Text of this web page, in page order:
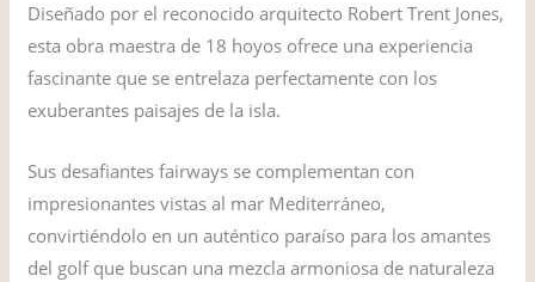
Diseñado por el reconocido arquitecto Robert Trent Jones,
esta obra maestra de 18 hoyos ofrece una experiencia
fascinante que se entrelaza perfectamente con los
exuberantes paisajes de la isla.
Sus desafiantes fairways se complementan con
impresionantes vistas al mar Mediterráneo,
convirtiéndolo en un auténtico paraíso para los amantes
del golf que buscan una mezcla armoniosa de naturaleza